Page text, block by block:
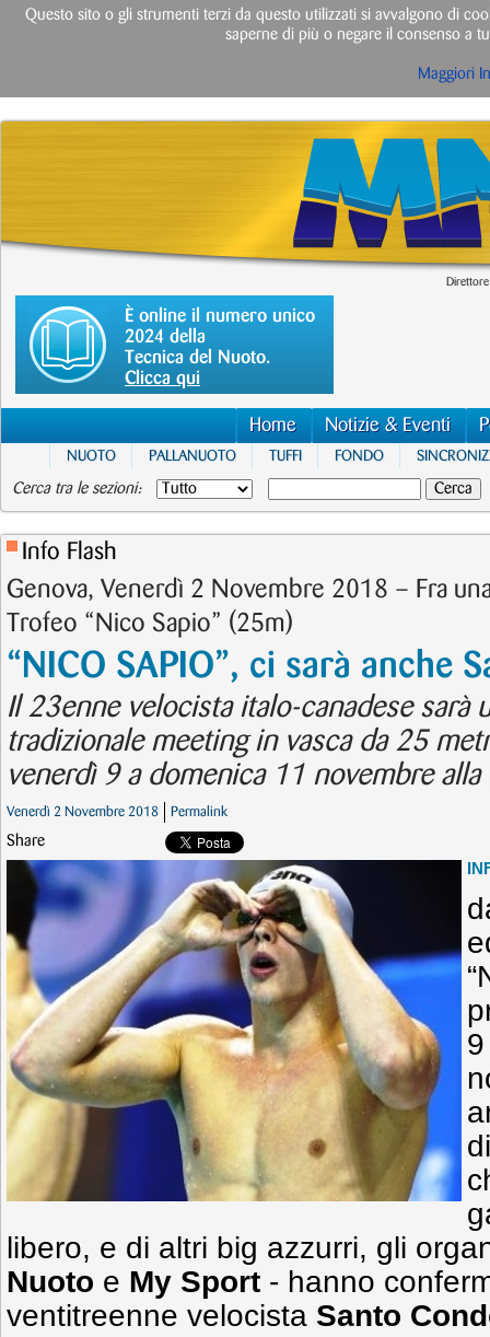
È online il numero unico
2024 della
Tecnica del Nuoto.
Clicca qui
Home Notizie & Eventi
NUOTO PALLANUOTO TUFFI FONDO
Cerca tra le sezioni:
Info Flash
Genova, Venerdì 2 Novembre 2018 – Fra
Trofeo “Nico Sapio” (25m)
“NICO SAPIO”, ci sarà anche
Il 23enne velocista italo-canadese sarà
tradizionale meeting in vasca da 25
venerdì 9 a domenica 11 novembre alla
Venerdì 2 Novembre 2018 Permalink
Share
libero, e di altri big azzurri, gli
Nuoto e My Sport - hanno
ventitreenne velocista Santo
Questo sito o gli strumenti terzi da questo utilizzati si avvalgono di
saperne di più o negare il consenso a
Maggiori